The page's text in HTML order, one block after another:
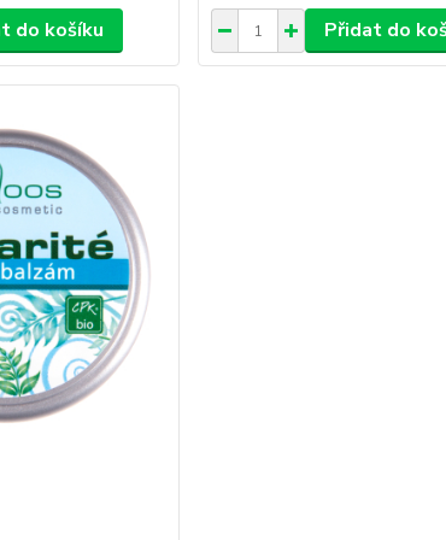
do košíku Přidat do